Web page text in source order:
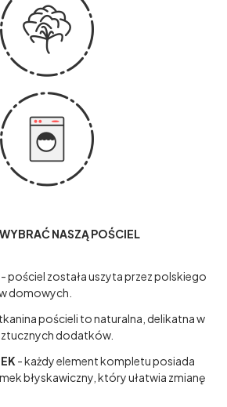
NASZĄ POŚCIEL
- pościel została uszyta przez polskiego
domowych.
pościeli to naturalna, delikatna w
dodatków.
- każdy element kompletu posiada
błyskawiczny, który ułatwia zmianę